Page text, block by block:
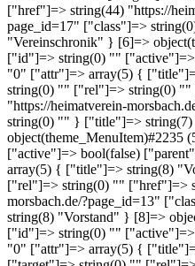
["href"]=> string(44) "https://
page_id=17" ["class"]=>
"Vereinschronik" } [6]=>
["id"]=> string(0) ""
"0" ["attr"]=> array(5) {
string(0) "" ["rel"]=> string(0)
"https://heimatverein-
string(0) "" } ["title"]=>
["active"]=> bool(false)
array(5) { ["title"]=> string(8)
["rel"]=> string(0) "" ["href"]=>
morsbach.de/?page_id=13"
string(8) "Vorstand" } [8]=>
["id"]=> string(0) ""
"0" ["attr"]=> array(5) {